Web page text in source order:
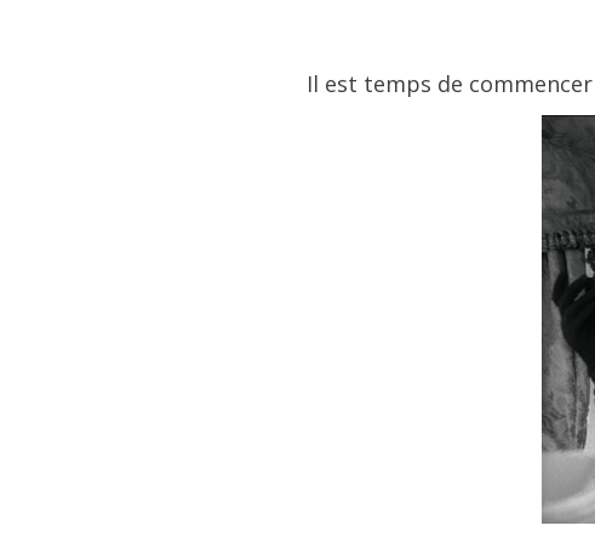
Il est temps de